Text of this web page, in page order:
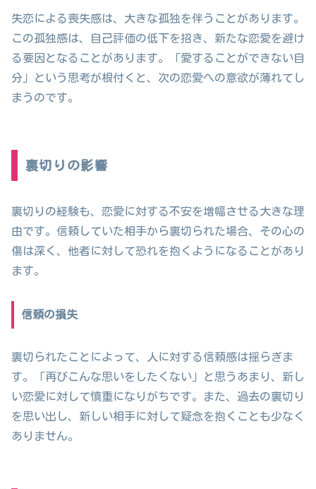
失恋による喪失感は、大きな孤独を伴うことがあります。
この孤独感は、自己評価の低下を招き、新たな恋愛を避け
る要因となることがあります。「愛することができない自
分」という思考が根付くと、次の恋愛への意欲が薄れてし
まうのです。
裏切りの影響
裏切りの経験も、恋愛に対する不安を増幅させる大きな理
由です。信頼していた相手から裏切られた場合、その心の
傷は深く、他者に対して恐れを抱くようになることがあり
ます。
信頼の損失
裏切られたことによって、人に対する信頼感は揺らぎま
す。「再びこんな思いをしたくない」と思うあまり、新し
い恋愛に対して慎重になりがちです。また、過去の裏切り
を思い出し、新しい相手に対して疑念を抱くことも少なく
ありません。